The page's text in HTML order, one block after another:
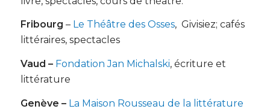
Fribourg – Le Théâtre des Osses, Givisiez; cafés
littéraires, spectacles
Vaud – Fondation Jan Michalski, écriture et
littérature
Genève – La Maison Rousseau de la littérature